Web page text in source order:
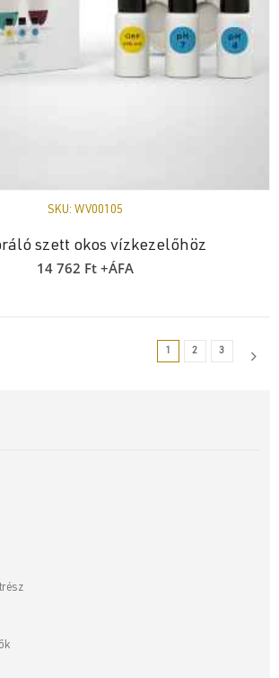
SKU: WV00105
szett okos vízkezelőhöz
14 762 Ft+ÁFA
1 2 3